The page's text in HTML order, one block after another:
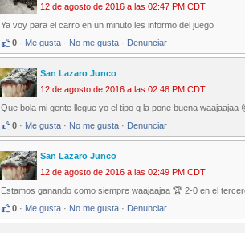
12 de agosto de 2016 a las 02:47 PM CDT
Ya voy para el carro en un minuto les informo del juego
0 · Me gusta · No me gusta · Denunciar
San Lazaro Junco
12 de agosto de 2016 a las 02:48 PM CDT
Que bola mi gente llegue yo el tipo q la pone buena waajaajaa
0 · Me gusta · No me gusta · Denunciar
San Lazaro Junco
12 de agosto de 2016 a las 02:49 PM CDT
Estamos ganando como siempre waajaajaa 🏆 2-0 en el
0 · Me gusta · No me gusta · Denunciar